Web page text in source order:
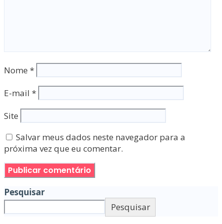
Nome *
E-mail *
Site
Salvar meus dados neste navegador para a
próxima vez que eu comentar.
Pesquisar
Pesquisar